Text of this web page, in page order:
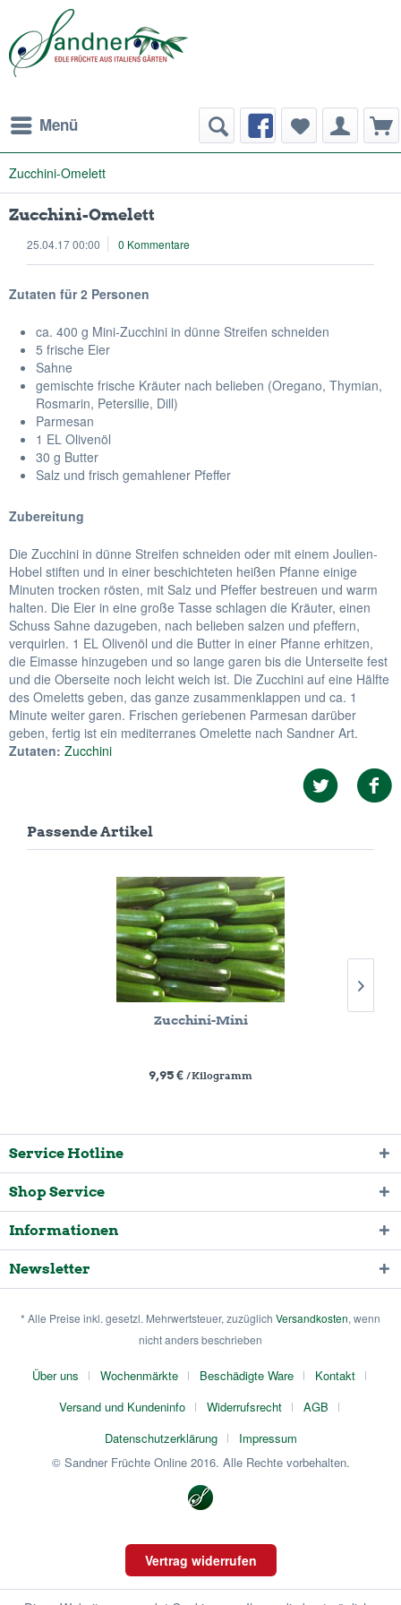
Menü
Zucchini-Omelett
Zucchini-Omelett
25.04.17 00:00 0 Kommentare
Zutaten für 2 Personen
ca. 400 g Mini-Zucchini in dünne Streifen schneiden
5 frische Eier
Sahne
gemischte frische Kräuter nach belieben (Oregano, Thymian,
Rosmarin, Petersilie, Dill)
Parmesan
1 EL Olivenöl
30 g Butter
Salz und frisch gemahlener Pfeffer
Zubereitung
Die Zucchini in dünne Streifen schneiden oder mit einem Joulien-
Hobel stiften und in einer beschichteten heißen Pfanne einige
Minuten trocken rösten, mit Salz und Pfeffer bestreuen und warm
halten. Die Eier in eine große Tasse schlagen die Kräuter, einen
Schuss Sahne dazugeben, nach belieben salzen und pfeffern,
verquirlen. 1 EL Olivenöl und die Butter in einer Pfanne erhitzen,
die Eimasse hinzugeben und so lange garen bis die Unterseite fest
und die Oberseite noch leicht weich ist. Die Zucchini auf eine Hälfte
des Omeletts geben, das ganze zusammenklappen und ca. 1
Minute weiter garen. Frischen geriebenen Parmesan darüber
geben, fertig ist ein mediterranes Omelette nach Sandner Art.
Zutaten: Zucchini
Passende Artikel
Zucchini-Mini
9,95 € / Kilogramm
Service Hotline
Shop Service
Informationen
Newsletter
* Alle Preise inkl. gesetzl. Mehrwertsteuer, zuzüglich Versandkosten, wenn
nicht anders beschrieben
Über uns Wochenmärkte Beschädigte Ware
Kontakt
Versand und Kundeninfo
Widerrufsrecht
AGB
Datenschutzerklärung
Impressum
© Sandner Früchte Online 2016. Alle Rechte vorbehalten.
Vertrag widerrufen